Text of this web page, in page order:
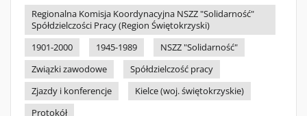
Regionalna Komisja Koordynacyjna NSZZ "Solidarność"
Spółdzielczości Pracy (Region Świętokrzyski)
1901-2000
1945-1989
NSZZ "Solidarność"
Związki zawodowe
Spółdzielczość pracy
Zjazdy i konferencje
Kielce (woj. świętokrzyskie)
Protokół